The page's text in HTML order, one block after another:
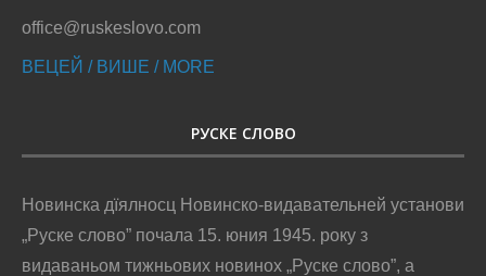
office@ruskeslovo.com
ВЕЦЕЙ / ВИШЕ / MORE
РУСКЕ СЛОВО
Новинска дїялносц Новинско-видавательней установи
„Руске слово” почала 15. юния 1945. року з
видаваньом тижньових новинох „Руске слово”, а